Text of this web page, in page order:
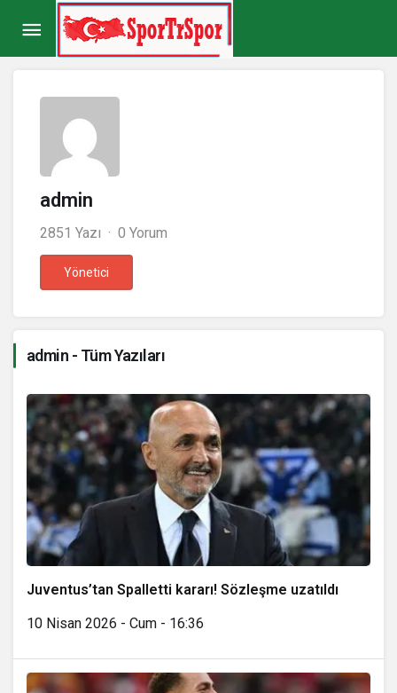
admin
2851 Yazı 0 Yorum
Yönetici
admin - Tüm Yazıları
Juventus’tan Spalletti kararı! Sözleşme uzatıldı
10 Nisan 2026 - Cum - 16:36